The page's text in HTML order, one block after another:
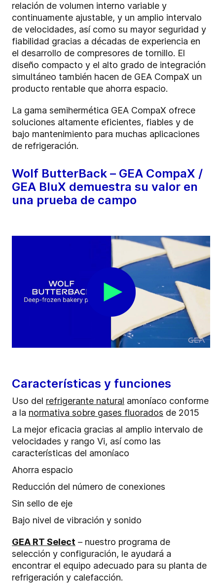
relación de volumen interno variable y
continuamente ajustable, y un amplio intervalo
de velocidades, así como su mayor seguridad y
fiabilidad gracias a décadas de experiencia en
el desarrollo de compresores de tornillo. El
diseño compacto y el alto grado de integración
simultáneo también hacen de GEA CompaX un
producto rentable que ahorra espacio.
La gama semihermética GEA CompaX ofrece
soluciones altamente eficientes, fiables y de
bajo mantenimiento para muchas aplicaciones
de refrigeración.
Wolf ButterBack – GEA CompaX /
GEA BluX demuestra su valor en
una prueba de campo
Características y funciones
Uso del refrigerante natural amoníaco conforme
a la normativa sobre gases fluorados de 2015
La mejor eficacia gracias al amplio intervalo de
velocidades y rango Vi, así como las
características del amoníaco
Ahorra espacio
Reducción del número de conexiones
Sin sello de eje
Bajo nivel de vibración y sonido
GEA RT Select – nuestro programa de
selección y configuración, le ayudará a
encontrar el equipo adecuado para su planta de
refrigeración y calefacción.